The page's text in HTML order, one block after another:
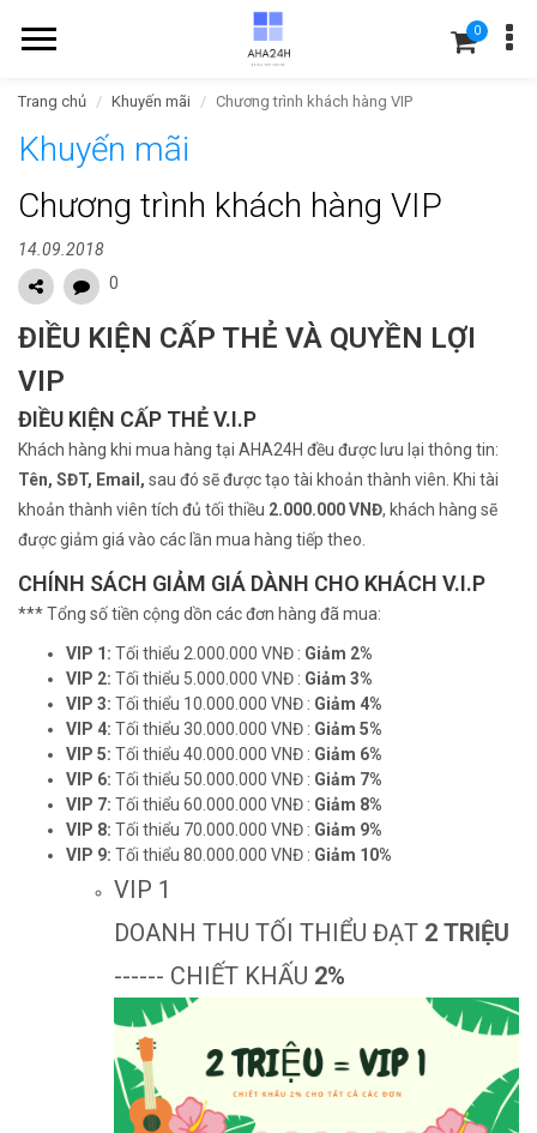
0
Trang chủ Khuyến mãi Chương trình khách hàng VIP
Khuyến mãi
Chương trình khách hàng VIP
14.09.2018
0
ĐIỀU KIỆN CẤP THẺ VÀ QUYỀN LỢI
VIP
ĐIỀU KIỆN CẤP THẺ V.I.P
Khách hàng khi mua hàng tại AHA24H đều được lưu lại thông tin:
Tên, SĐT, Email, sau đó sẽ được tạo tài khoản thành viên. Khi tài
khoản thành viên tích đủ tối thiều 2.000.000 VNĐ, khách hàng sẽ
được giảm giá vào các lần mua hàng tiếp theo.
CHÍNH SÁCH GIẢM GIÁ DÀNH CHO KHÁCH V.I.P
*** Tổng số tiền cộng dồn các đơn hàng đã mua:
VIP 1: Tối thiểu 2.000.000 VNĐ : Giảm 2%
VIP 2: Tối thiểu 5.000.000 VNĐ : Giảm 3%
VIP 3: Tối thiểu 10.000.000 VNĐ : Giảm 4%
VIP 4: Tối thiểu 30.000.000 VNĐ : Giảm 5%
VIP 5: Tối thiểu 40.000.000 VNĐ : Giảm 6%
VIP 6: Tối thiểu 50.000.000 VNĐ : Giảm 7%
VIP 7: Tối thiểu 60.000.000 VNĐ : Giảm 8%
VIP 8: Tối thiểu 70.000.000 VNĐ : Giảm 9%
VIP 9: Tối thiểu 80.000.000 VNĐ : Giảm 10%
VIP 1
DOANH THU TỐI THIỂU ĐẠT 2 TRIỆU
------ CHIẾT KHẤU 2%